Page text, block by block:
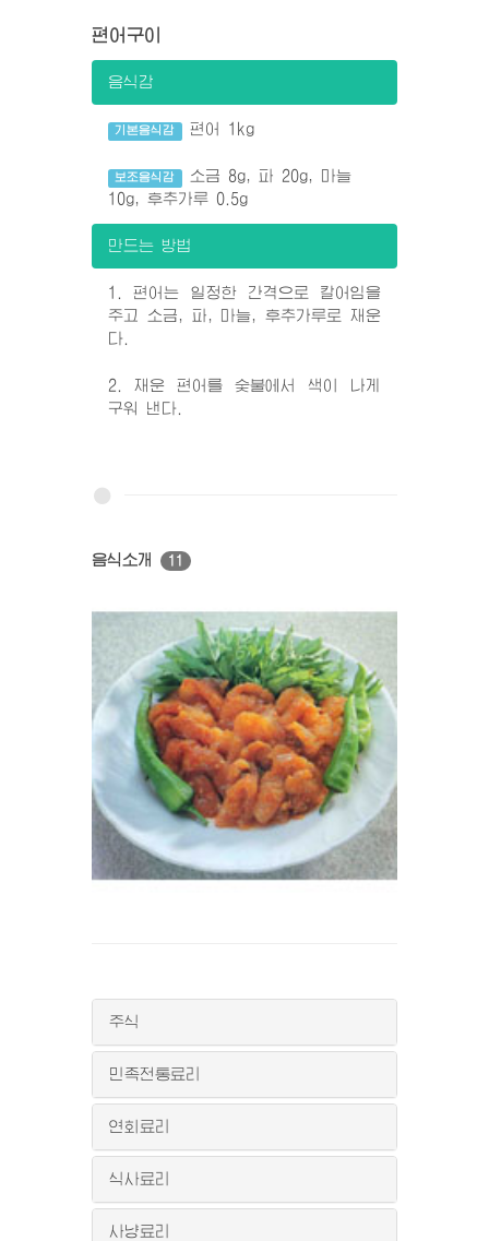
편어구이
음식감
기본음식감 편어 1kg
보조음식감
소금 8g, 파 20g, 마늘
10g, 후추가루 0.5g
만드는 방법
1. 편어는 일정한 간격으로 칼어임을
주고 소금, 파, 마늘, 후추가루로 재운
다.
2. 재운 편어를 숯불에서 색이 나게
구워 낸다.
음식소개 11
주식
민족전통료리
연회료리
식사료리
사냥료리